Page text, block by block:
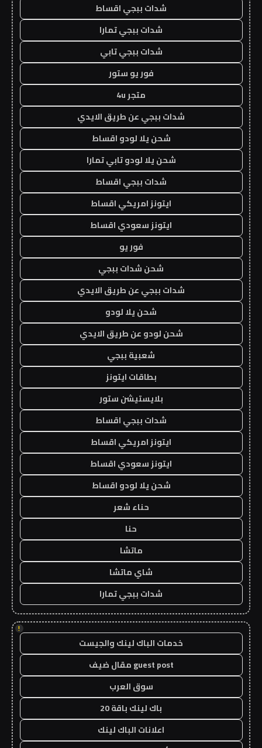
شدات ببجي اقساط
شدات ببجي تمارا
شدات ببجي تابي
فور يو ستور
متجر 4u
شدات ببجي عن طريق الايدي
شحن يلا لودو اقساط
شحن يلا لودو تابي تمارا
شدات ببجي اقساط
ايتونز امريكي اقساط
ايتونز سعودي اقساط
فور يو
شحن شدات ببجي
شدات ببجي عن طريق الايدي
شحن يلا لودو
شحن لودو عن طريق الايدي
شعبية ببجي
بطاقات ايتونز
بلايستيشن ستور
شدات ببجي اقساط
ايتونز امريكي اقساط
ايتونز سعودي اقساط
شحن يلا لودو اقساط
حناء شعر
حنا
ماتشا
شاي ماتشا
شدات ببجي تمارا
!
خدمات الباك لينك والجيست
guest post مقال ضيف
سوق العرب
باك لينك باقة 20
اعلانات الباك لينك